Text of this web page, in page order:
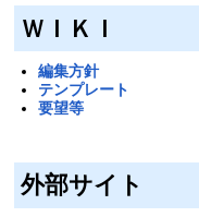
ＷＩＫＩ
編集方針
テンプレート
要望等
外部サイト